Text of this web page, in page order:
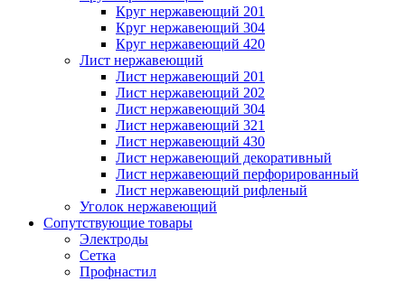
Круг нержавеющий 201
Круг нержавеющий 304
Круг нержавеющий 420
Лист нержавеющий
Лист нержавеющий 201
Лист нержавеющий 202
Лист нержавеющий 304
Лист нержавеющий 321
Лист нержавеющий 430
Лист нержавеющий декоративный
Лист нержавеющий перфорированный
Лист нержавеющий рифленый
Уголок нержавеющий
Cопутствующие товары
Электроды
Сетка
Профнастил